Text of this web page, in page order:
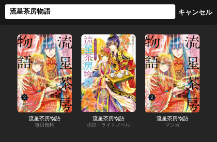
流星茶房物語
毎日無料
流星茶房物語
小説・ライトノベル
流星茶房物語
マンガ